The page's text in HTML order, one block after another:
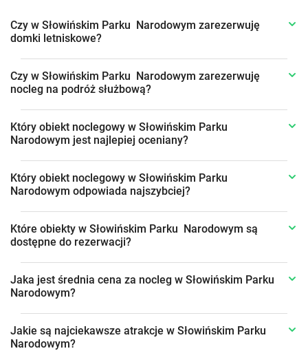
Czy w Słowińskim Parku Narodowym zarezerwuję
domki letniskowe?
Czy w Słowińskim Parku Narodowym zarezerwuję
nocleg na podróż służbową?
Który obiekt noclegowy w Słowińskim Parku
Narodowym jest najlepiej oceniany?
Który obiekt noclegowy w Słowińskim Parku
Narodowym odpowiada najszybciej?
Które obiekty w Słowińskim Parku Narodowym są
dostępne do rezerwacji?
Jaka jest średnia cena za nocleg w Słowińskim Parku
Narodowym?
Jakie są najciekawsze atrakcje w Słowińskim Parku
Narodowym?